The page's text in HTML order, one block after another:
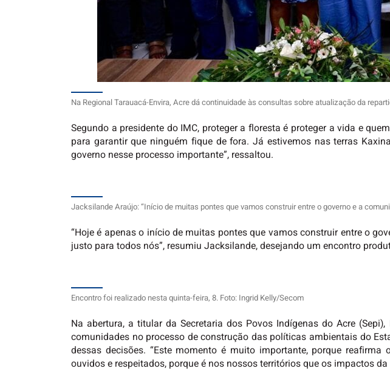
Na Regional Tarauacá-Envira, Acre dá continuidade às consultas sobre atualização da
Segundo a presidente do IMC, proteger a floresta é proteger a vida e
para garantir que ninguém fique de fora. Já estivemos nas terras
governo nesse processo importante”, ressaltou.
Jacksilande Araújo: “Início de muitas pontes que vamos construir entre o governo e a
“Hoje é apenas o início de muitas pontes que vamos construir entre o
justo para todos nós”, resumiu Jacksilande, desejando um encontro
Encontro foi realizado nesta quinta-feira, 8. Foto: Ingrid Kelly/Secom
Na abertura, a titular da Secretaria dos Povos Indígenas do Acre
comunidades no processo de construção das políticas ambientais do
dessas decisões. “Este momento é muito importante, porque
ouvidos e respeitados, porque é nos nossos territórios que os impactos